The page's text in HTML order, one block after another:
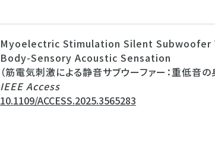
Myoelectric Stimulation Silent
Body-Sensory Acoustic Sensation
（筋電気刺激による静音サブウーファー：重低音
IEEE Access
10.1109/ACCESS.2025.3565283